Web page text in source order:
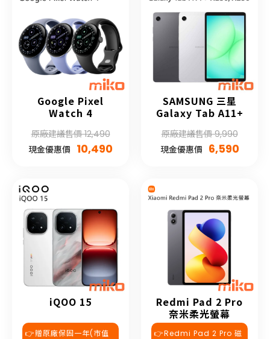
Google Pixel
Watch 4
原廠建議售價 12,490
現金優惠價 10,490
SAMSUNG 三星
Galaxy Tab A11+
原廠建議售價 9,990
現金優惠價 6,590
iQOO 15
👉贈原廠保固一年(市值
Redmi Pad 2 Pro
奈米柔光螢幕
👉Redmi Pad 2 Pro 磁